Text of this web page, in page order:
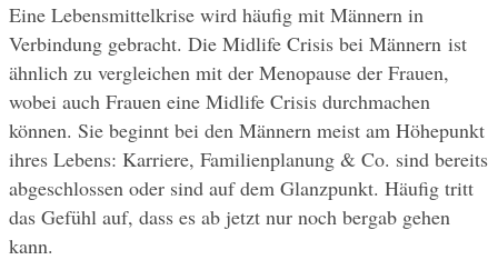
Eine Lebensmittelkrise wird häufig mit Männern in
Verbindung gebracht. Die Midlife Crisis bei Männern ist
ähnlich zu vergleichen mit der Menopause der Frauen,
wobei auch Frauen eine Midlife Crisis durchmachen
können. Sie beginnt bei den Männern meist am Höhepunkt
ihres Lebens: Karriere, Familienplanung & Co. sind bereits
abgeschlossen oder sind auf dem Glanzpunkt. Häufig tritt
das Gefühl auf, dass es ab jetzt nur noch bergab gehen
kann.